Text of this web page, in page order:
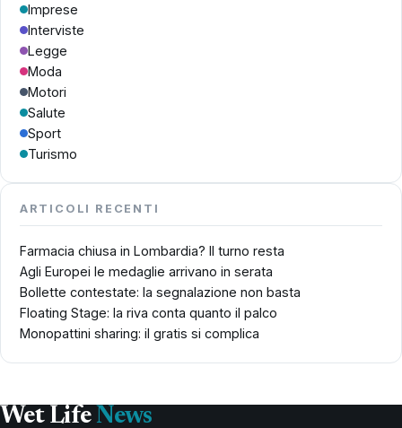
Imprese
Interviste
Legge
Moda
Motori
Salute
Sport
Turismo
ARTICOLI RECENTI
Farmacia chiusa in Lombardia? Il turno resta
Agli Europei le medaglie arrivano in serata
Bollette contestate: la segnalazione non basta
Floating Stage: la riva conta quanto il palco
Monopattini sharing: il gratis si complica
Wet Life News